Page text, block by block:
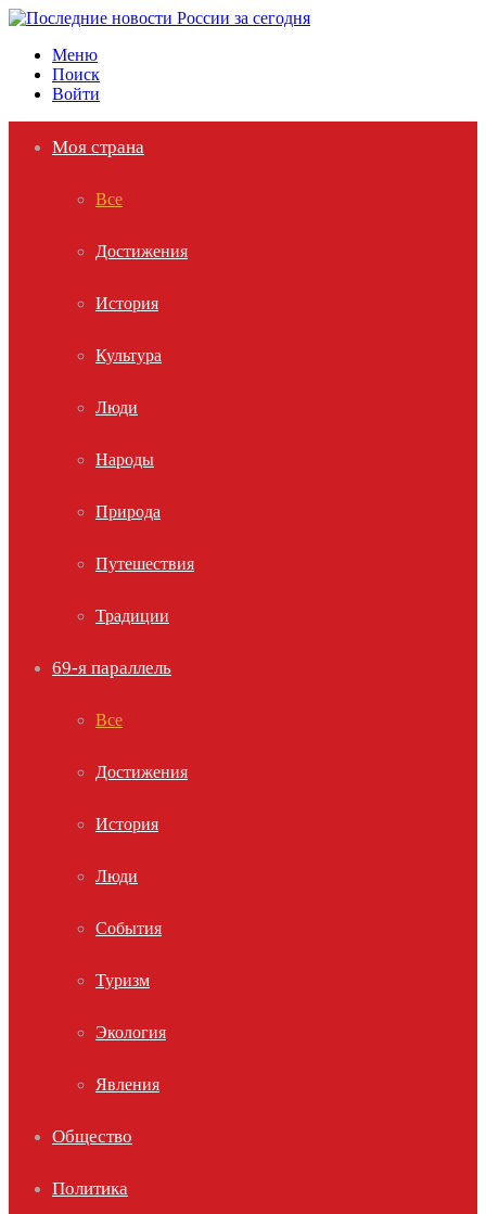
Меню
Поиск
Войти
Моя страна
Все
Достижения
История
Культура
Люди
Народы
Природа
Путешествия
Традиции
69-я параллель
Все
Достижения
История
Люди
События
Туризм
Экология
Явления
Общество
Политика